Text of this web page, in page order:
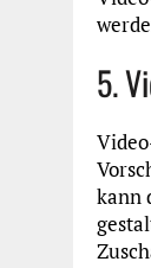
5.
kann